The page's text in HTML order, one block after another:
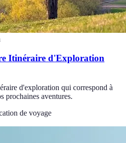
Itinéraire d'Exploration
d'exploration qui correspond à
prochaines aventures.
de voyage